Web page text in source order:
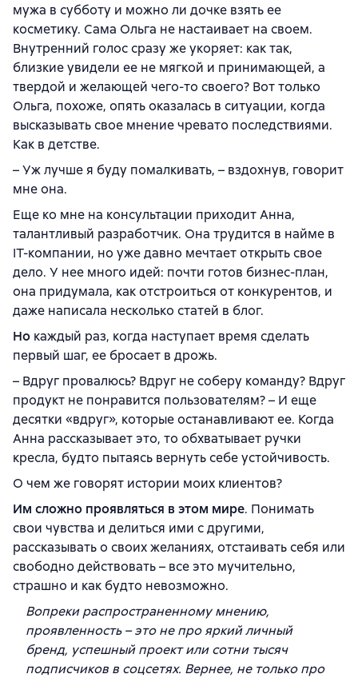
мужа в субботу и можно ли дочке взять ее
косметику. Сама Ольга не настаивает на своем.
Внутренний голос сразу же укоряет: как так,
близкие увидели ее не мягкой и принимающей, а
твердой и желающей чего-то своего? Вот только
Ольга, похоже, опять оказалась в ситуации, когда
высказывать свое мнение чревато последствиями.
Как в детстве.
– Уж лучше я буду помалкивать, – вздохнув, говорит
мне она.
Еще ко мне на консультации приходит Анна,
талантливый разработчик. Она трудится в найме в
IT-компании, но уже давно мечтает открыть свое
дело. У нее много идей: почти готов бизнес-план,
она придумала, как отстроиться от конкурентов, и
даже написала несколько статей в блог.
Но каждый раз, когда наступает время сделать
первый шаг, ее бросает в дрожь.
– Вдруг провалюсь? Вдруг не соберу команду? Вдруг
продукт не понравится пользователям? – И еще
десятки «вдруг», которые останавливают ее. Когда
Анна рассказывает это, то обхватывает ручки
кресла, будто пытаясь вернуть себе устойчивость.
О чем же говорят истории моих клиентов?
Им сложно проявляться в этом мире. Понимать
свои чувства и делиться ими с другими,
рассказывать о своих желаниях, отстаивать себя или
свободно действовать – все это мучительно,
страшно и как будто невозможно.
Вопреки распространенному мнению,
проявленность – это не про яркий личный
бренд, успешный проект или сотни тысяч
подписчиков в соцсетях. Вернее, не только про